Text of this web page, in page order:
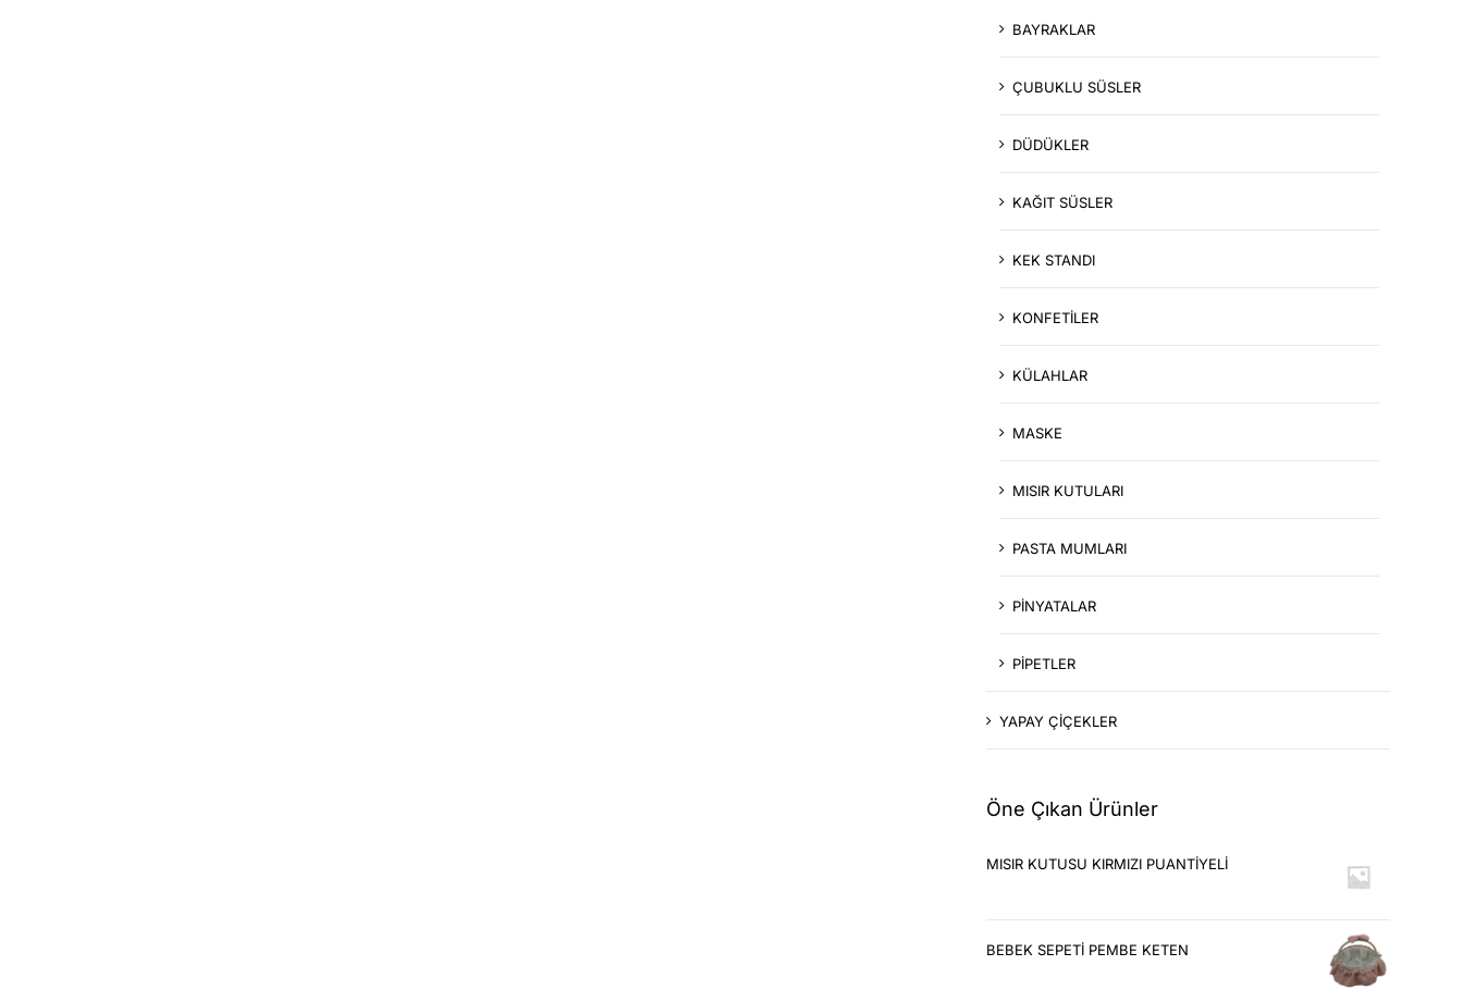
BAYRAKLAR
ÇUBUKLU SÜSLER
DÜDÜKLER
KAĞIT SÜSLER
KEK STANDI
KONFETİLER
KÜLAHLAR
MASKE
MISIR KUTULARI
PASTA MUMLARI
PİNYATALAR
PİPETLER
YAPAY ÇİÇEKLER
Öne Çıkan Ürünler
MISIR KUTUSU KIRMIZI PUANTİYELİ
BEBEK SEPETİ PEMBE KETEN